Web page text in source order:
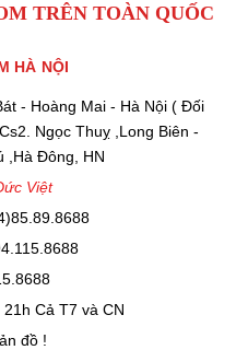
TRÊN TOÀN QUỐC
HÀ NỘI
- Hoàng Mai - Hà Nội ( Đối
Ngọc Thuỵ ,Long Biên -
,Hà Đông, HN
Việt
Cả T7 và CN
đồ !